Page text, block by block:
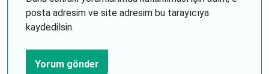
posta adresim ve site adresim bu tarayıcıya
kaydedilsin.